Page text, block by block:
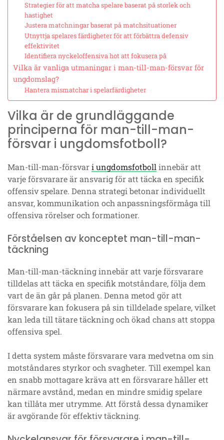
Strategier för att matcha spelare baserat på storlek och
hastighet
Justera matchningar baserat på matchsituationer
Utnyttja spelares färdigheter för att förbättra defensiv
effektivitet
Identifiera nyckeloffensiva hot att fokusera på
Vilka är vanliga utmaningar i man-till-man-försvar för
ungdomslag?
Hantera mismatchar i spelarfärdigheter
Vilka är de grundläggande
principerna för man-till-man-
försvar i ungdomsfotboll?
Man-till-man-försvari ungdomsfotbollinnebär att
varje försvarare är ansvarig för att täcka en specifik
offensiv spelare. Denna strategi betonar individuellt
ansvar, kommunikation och anpassningsförmåga till
offensiva rörelser och formationer.
Förståelsen av konceptet man-till-man-
täckning
Man-till-man-täckning innebär att varje försvarare
tilldelas att täcka en specifik motståndare, följa dem
vart de än går på planen. Denna metod gör att
försvarare kan fokusera på sin tilldelade spelare, vilket
kan leda till tätare täckning och ökad chans att stoppa
offensiva spel.
I detta system måste försvarare vara medvetna om sin
motståndares styrkor och svagheter. Till exempel kan
en snabb mottagare kräva att en försvarare håller ett
närmare avstånd, medan en mindre smidig spelare
kan tillåta mer utrymme. Att förstå dessa dynamiker
är avgörande för effektiv täckning.